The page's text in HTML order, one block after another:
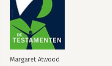
Margaret Atwood